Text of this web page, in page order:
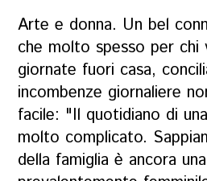
Arte e donna. Un bel
che molto spesso per chi
giornate fuori casa,
incombenze giornaliere
facile: "Il quotidiano di
molto complicato.
della famiglia è ancora